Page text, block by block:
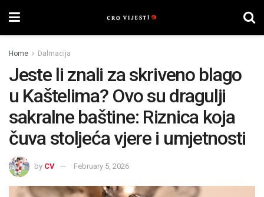
Home Dalmacija
Jeste li znali za skriveno blago
u Kaštelima? Ovo su dragulji
sakralne baštine: Riznica koja
čuva stoljeća vjere i umjetnosti
by CV February 5, 2026